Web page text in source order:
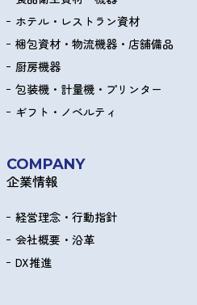
ホテル・レストラン資材
梱包資材・物流機器・店舗備品
厨房機器
包装機・計量機・プリンター
ギフト・ノベルティ
COMPANY
企業情報
経営理念・行動指針
会社概要・沿革
DX推進